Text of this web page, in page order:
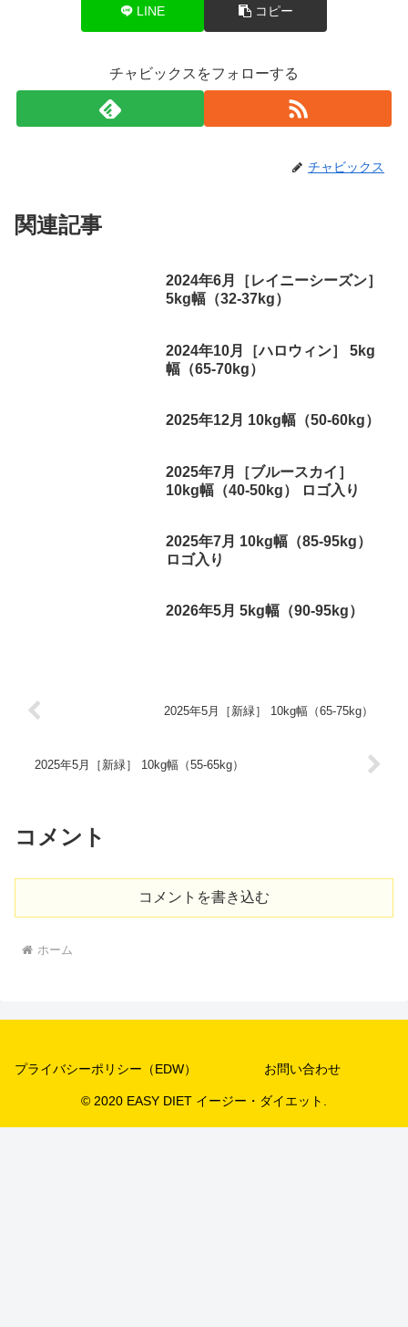
LINE コピー
チャビックスをフォローする
チャビックス
関連記事
2024年6月［レイニーシーズン］
5kg幅（32-37kg）
2024年10月［ハロウィン］ 5kg
幅（65-70kg）
2025年12月 10kg幅（50-60kg）
2025年7月［ブルースカイ］
10kg幅（40-50kg） ロゴ入り
2025年7月 10kg幅（85-95kg）
ロゴ入り
2026年5月 5kg幅（90-95kg）
2025年5月［新緑］ 10kg幅（65-75kg）
2025年5月［新緑］ 10kg幅（55-65kg）
コメント
コメントを書き込む
ホーム
プライバシーポリシー（EDW） お問い合わせ
© 2020 EASY DIET イージー・ダイエット.